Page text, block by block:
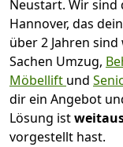
Neustart. Wir sind
Hannover, das
über 2 Jahren
Sachen Umzug,
Möbellift und
dir ein Angebot
Lösung ist
vorgestellt hast.